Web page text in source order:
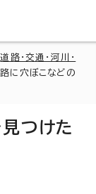
道路・交通・河川・
に穴ぼこなどの
つけた